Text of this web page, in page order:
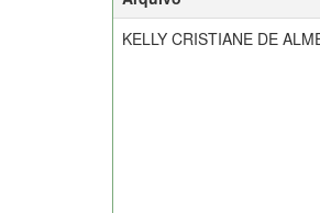
KELLY CRISTIANE DE